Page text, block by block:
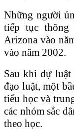
Những người
tiếp tục
Arizona vào
vào năm 2002.
Sau khi dự
đạo luật, một
tiểu học và
các nhóm sắc
theo học.